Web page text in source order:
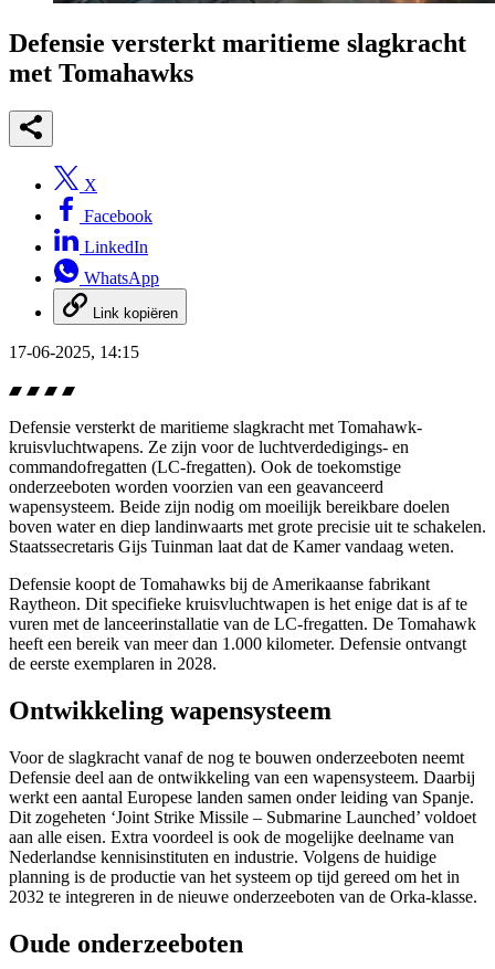
Defensie versterkt maritieme slagkracht
met Tomahawks
X
Facebook
LinkedIn
WhatsApp
Link kopiëren
17-06-2025, 14:15
Defensie versterkt de maritieme slagkracht met Tomahawk-
kruisvluchtwapens. Ze zijn voor de luchtverdedigings- en
commandofregatten (LC-fregatten). Ook de toekomstige
onderzeeboten worden voorzien van een geavanceerd
wapensysteem. Beide zijn nodig om moeilijk bereikbare doelen
boven water en diep landinwaarts met grote precisie uit te schakelen.
Staatssecretaris Gijs Tuinman laat dat de Kamer vandaag weten.
Defensie koopt de Tomahawks bij de Amerikaanse fabrikant
Raytheon. Dit specifieke kruisvluchtwapen is het enige dat is af te
vuren met de lanceerinstallatie van de LC-fregatten. De Tomahawk
heeft een bereik van meer dan 1.000 kilometer. Defensie ontvangt
de eerste exemplaren in 2028.
Ontwikkeling wapensysteem
Voor de slagkracht vanaf de nog te bouwen onderzeeboten neemt
Defensie deel aan de ontwikkeling van een wapensysteem. Daarbij
werkt een aantal Europese landen samen onder leiding van Spanje.
Dit zogeheten ‘Joint Strike Missile – Submarine Launched’ voldoet
aan alle eisen. Extra voordeel is ook de mogelijke deelname van
Nederlandse kennisinstituten en industrie. Volgens de huidige
planning is de productie van het systeem op tijd gereed om het in
2032 te integreren in de nieuwe onderzeeboten van de Orka-klasse.
Oude onderzeeboten